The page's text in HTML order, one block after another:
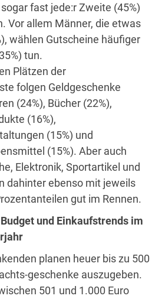
fast jede:r Zweite (45%)
Vor allem Männer, die etwas
wählen Gutscheine häufiger
tun.
Plätzen der
folgen Geldgeschenke
(24%), Bücher (22%),
(16%),
(15%) und
(15%). Aber auch
Elektronik, Sportartikel und
dahinter ebenso mit jeweils
gut im Rennen.
und Einkaufstrends im
planen heuer bis zu 500
geschenke auszugeben.
501 und 1.000 Euro